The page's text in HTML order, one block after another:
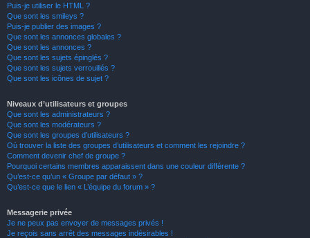
Puis-je utiliser le HTML ?
Que sont les smileys ?
Puis-je publier des images ?
Que sont les annonces globales ?
Que sont les annonces ?
Que sont les sujets épinglés ?
Que sont les sujets verrouillés ?
Que sont les icônes de sujet ?
Niveaux d’utilisateurs et groupes
Que sont les administrateurs ?
Que sont les modérateurs ?
Que sont les groupes d’utilisateurs ?
Où trouver la liste des groupes d’utilisateurs et comment les rejoindre ?
Comment devenir chef de groupe ?
Pourquoi certains membres apparaissent dans une couleur différente ?
Qu’est-ce qu’un « Groupe par défaut » ?
Qu’est-ce que le lien « L’équipe du forum » ?
Messagerie privée
Je ne peux pas envoyer de messages privés !
Je reçois sans arrêt des messages indésirables !